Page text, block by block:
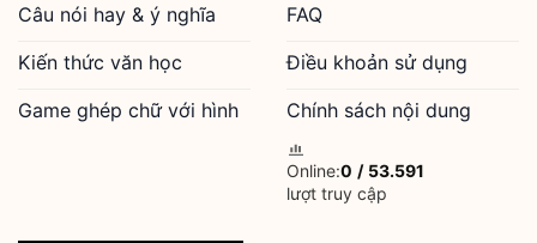
Câu nói hay & ý nghĩa
Kiến thức văn học
Game ghép chữ với hình
FAQ
Điều khoản sử dụng
Chính sách nội dung
Online:0 / 53.591
lượt truy cập